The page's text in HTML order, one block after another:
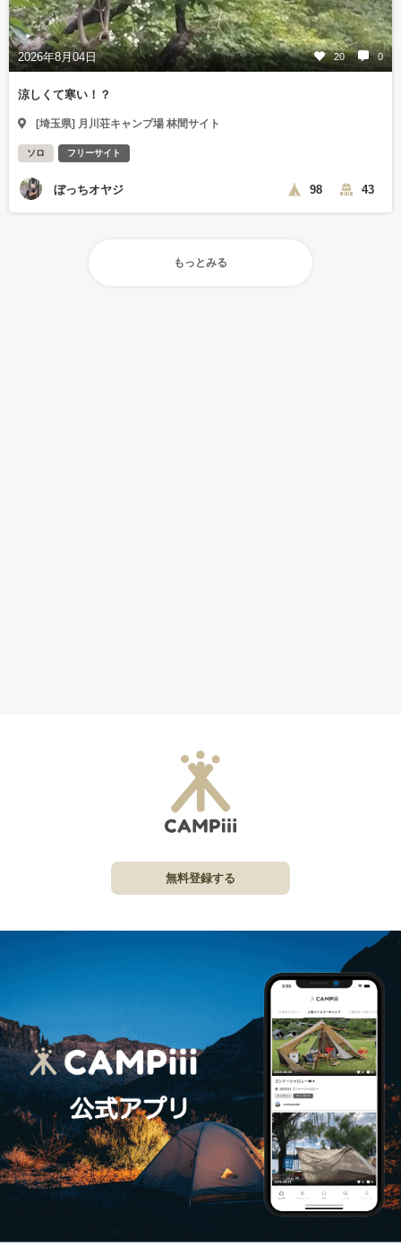
2026年8月04日 20 0
涼しくて寒い！？
[埼玉県] 月川荘キャンプ場 林間サイト
ソロ フリーサイト
ぼっちオヤジ 98 43
もっとみる
無料登録する